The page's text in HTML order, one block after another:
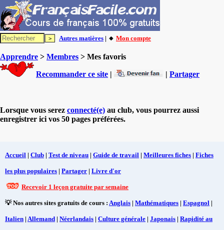
Autres matières | 🔸 Mon compte
Apprendre > Membres > Mes favoris
Recommander ce site | | Partager
Lorsque vous serez connecté(e) au club, vous pourrez aussi
enregistrer ici vos 50 pages préférées.
Accueil | Club | Test de niveau | Guide de travail | Meilleures fiches | Fiches
les plus populaires | Partager | Livre d'or
Recevoir 1 leçon gratuite par semaine
💡 Nos autres sites gratuits de cours : Anglais | Mathématiques | Espagnol |
Italien | Allemand | Néerlandais | Culture générale | Japonais | Rapidité au